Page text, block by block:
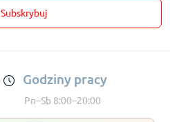
Subskrybuj
Godziny pracy
Pn–Sb 8:00–20:00